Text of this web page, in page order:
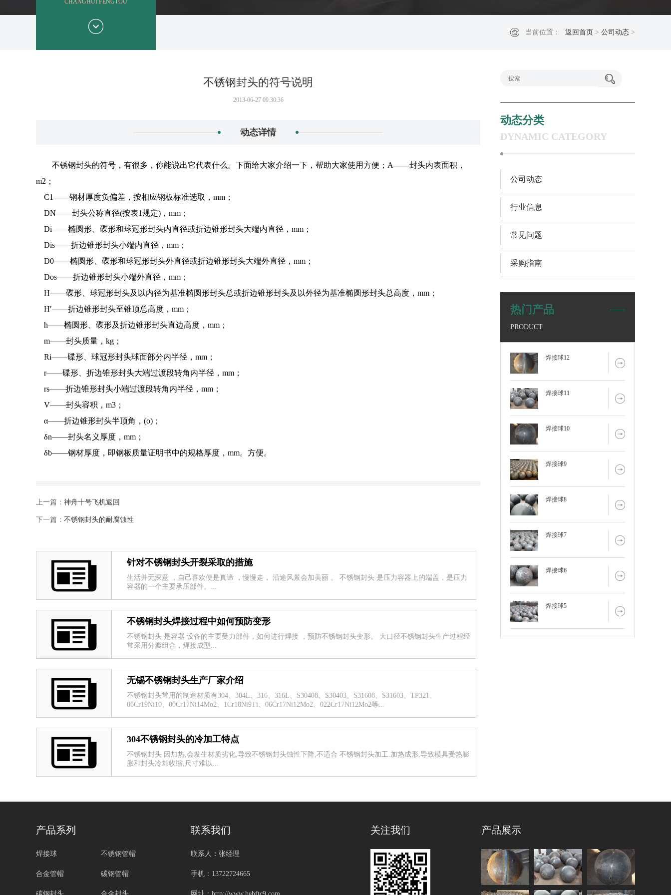
CHANGHUI FENGTOU
当前位置： 返回首页 > 公司动态 >
不锈钢封头的符号说明
2013-06-27 09:30:36
动态详情
不锈钢封头的符号，有很多，你能说出它代表什么。下面给大家介绍一下，帮助大家使用方便；A——封头内表面积，
m2；
C1——钢材厚度负偏差，按相应钢板标准选取，mm；
DN——封头公称直径(按表1规定)，mm；
Di——椭圆形、碟形和球冠形封头内直径或折边锥形封头大端内直径，mm；
Dis——折边锥形封头小端内直径，mm；
D0——椭圆形、碟形和球冠形封头外直径或折边锥形封头大端外直径，mm；
Dos——折边锥形封头小端外直径，mm；
H——碟形、球冠形封头及以内径为基准椭圆形封头总或折边锥形封头及以外径为基准椭圆形封头总高度，mm；
H′——折边锥形封头至锥顶总高度，mm；
h——椭圆形、碟形及折边锥形封头直边高度，mm；
m——封头质量，kg；
Ri——碟形、球冠形封头球面部分内半径，mm；
r——碟形、折边锥形封头大端过渡段转角内半径，mm；
rs——折边锥形封头小端过渡段转角内半径，mm；
V——封头容积，m3；
α——折边锥形封头半顶角，(o)；
δn——封头名义厚度，mm；
δb——钢材厚度，即钢板质量证明书中的规格厚度，mm。方便。
上一篇： 神舟十号飞机返回
下一篇： 不锈钢封头的耐腐蚀性
针对不锈钢封头开裂采取的措施
生活并无深意 ，自己喜欢便是真谛 ，慢慢走， 沿途风景会加美丽 。 不锈钢封头 是压力容器上的端盖，是压力
容器的一个主要承压部件。...
不锈钢封头焊接过程中如何预防变形
不锈钢封头 是容器 设备的主要受力部件，如何进行焊接 ，预防不锈钢封头变形。 大口径不锈钢封头生产过程经
常采用分瓣组合，焊接成型...
无锡不锈钢封头生产厂家介绍
不锈钢封头常用的制造材质有304、304L、316、316L、S30408、S30403、S31608、S31603、TP321、
06Cr19Ni10、00Cr17Ni14Mo2、1Cr18Ni9Ti、06Cr17Ni12Mo2、022Cr17Ni12Mo2等...
304不锈钢封头的冷加工特点
不锈钢封头 因加热,会发生材质劣化,导致不锈钢封头蚀性下降,不适合 不锈钢封头加工.加热成形,导致模具受热膨
胀和封头冷却收缩,尺寸难以...
动态分类
DYNAMIC CATEGORY
公司动态
行业信息
常见问题
采购指南
热门产品
PRODUCT
焊接球12
焊接球11
焊接球10
焊接球9
焊接球8
焊接球7
焊接球6
焊接球5
产品系列
焊接球 不锈钢管帽
合金管帽 碳钢管帽
联系我们
联系人：张经理
手机：13722724665
关注我们 产品展示